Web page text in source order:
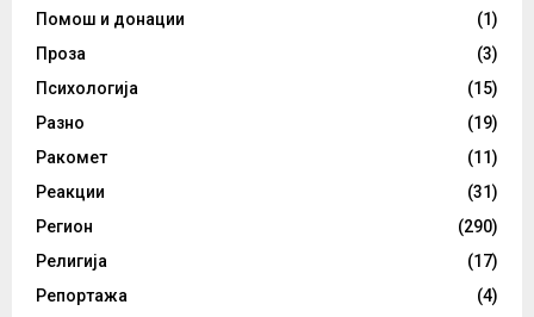
Помош и донации
(1)
Проза
(3)
Психологија
(15)
Разно
(19)
Ракомет
(11)
Реакции
(31)
Регион
(290)
Религија
(17)
Репортажа
(4)